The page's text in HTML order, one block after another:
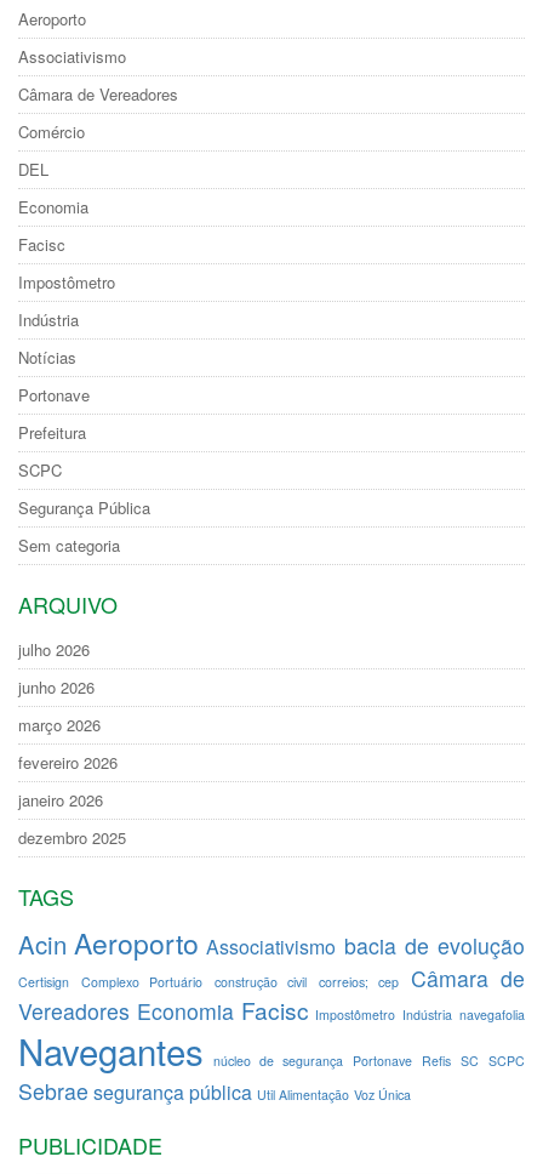
Aeroporto
Associativismo
Câmara de Vereadores
Comércio
DEL
Economia
Facisc
Impostômetro
Indústria
Notícias
Portonave
Prefeitura
SCPC
Segurança Pública
Sem categoria
ARQUIVO
julho 2026
junho 2026
março 2026
fevereiro 2026
janeiro 2026
dezembro 2025
TAGS
Acin Aeroporto Associativismo bacia de evolução
Certisign Complexo Portuário construção civil correios; cep
Câmara de
Vereadores Economia Facisc Impostômetro Indústria navegafolia
Navegantes núcleo de segurança Portonave Refis SC SCPC
Sebrae segurança pública Util Alimentação Voz Única
PUBLICIDADE